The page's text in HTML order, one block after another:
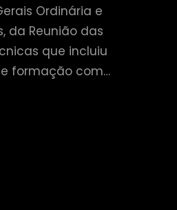
Ordinária e
da Reunião das
que incluiu
formação com…